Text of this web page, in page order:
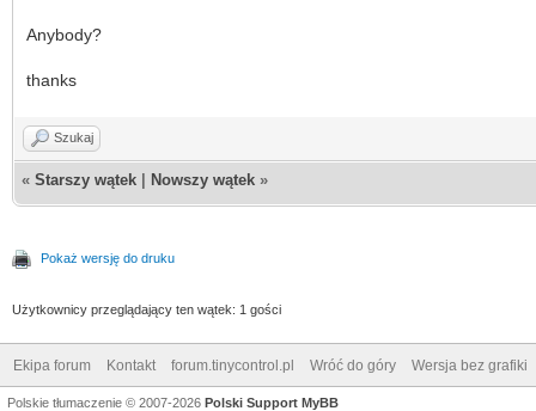
Anybody?
thanks
Szukaj
« Starszy wątek Nowszy wątek »
Pokaż wersję do druku
Użytkownicy przeglądający ten wątek: 1 gości
Ekipa forum Kontakt forum.tinycontrol.pl Wróć do góry Wersja bez grafiki
Polskie tłumaczenie © 2007-2026 Polski Support MyBB